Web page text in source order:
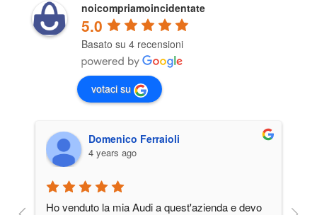
noicompriamoincidentate
5.0
Basato su 4 recensioni
votaci su
Domenico Ferraioli
4 years ago
Ho venduto la mia Audi a quest'azienda e devo